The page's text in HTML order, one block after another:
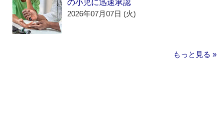
の小児に迅速承認
2026年07月07日 (火)
もっと見る »